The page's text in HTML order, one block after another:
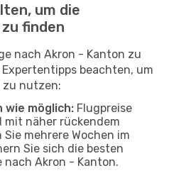
um die
finden
nach Akron - Kanton zu
beachten, um
zu nutzen:
wie möglich: Flugpreise
mit näher rückendem
mehrere Wochen im
Sie sich die besten
nach Akron - Kanton.